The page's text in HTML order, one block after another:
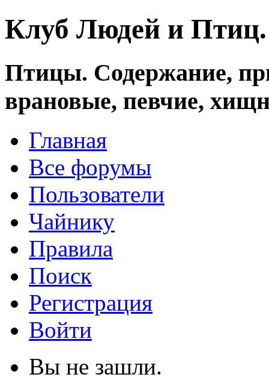
Клуб Людей и
Птицы. Содержание,
врановые, певчие,
Главная
Все форумы
Пользователи
Чайнику
Правила
Поиск
Регистрация
Войти
Вы не зашли.